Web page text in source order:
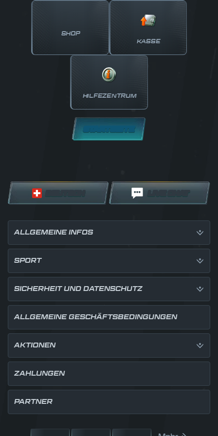
SHOP
KASSE
HILFEZENTRUM
STARTSEITE
DEUTSCH LIVE CHAT
ALLGEMEINE INFOS
SPORT
SICHERHEIT UND DATENSCHUTZ
ALLGEMEINE GESCHÄFTSBEDINGUNGEN
AKTIONEN
ZAHLUNGEN
PARTNER